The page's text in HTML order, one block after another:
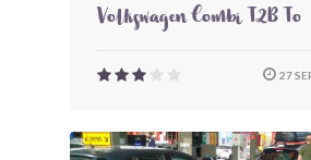
Volkswagen Combi T2B To
27